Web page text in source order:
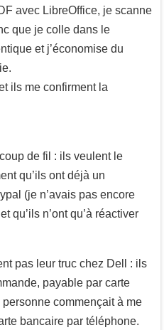
avec LibreOffice, je scanne
que je colle dans le
et j’économise du
ils me confirment la
de fil : ils veulent le
qu’ils ont déjà un
(je n’avais pas encore
qu’ils n’ont qu’à réactiver
pas leur truc chez Dell : ils
payable par carte
commençait à me
bancaire par téléphone.